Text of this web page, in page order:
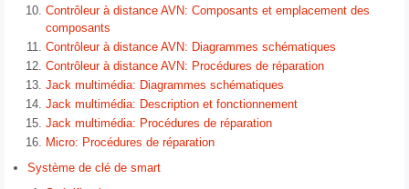
Contrôleur à distance AVN: Composants et emplacement des
composants
Contrôleur à distance AVN: Diagrammes schématiques
Contrôleur à distance AVN: Procédures de réparation
Jack multimédia: Diagrammes schématiques
Jack multimédia: Description et fonctionnement
Jack multimédia: Procédures de réparation
Micro: Procédures de réparation
Système de clé de smart